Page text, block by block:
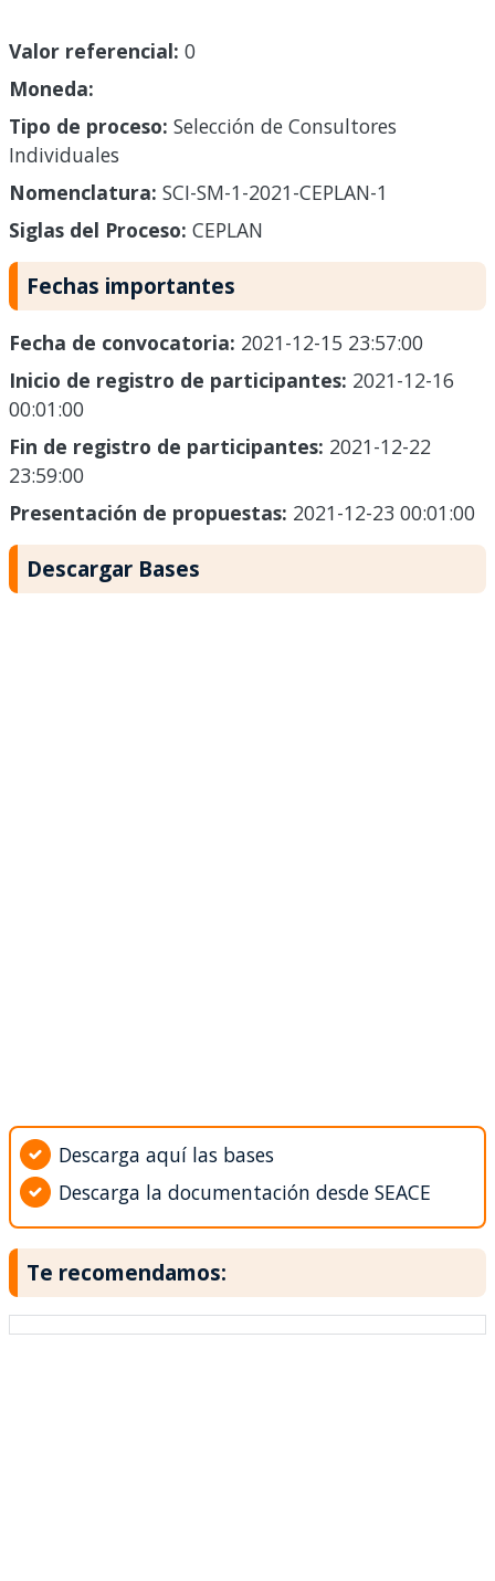
Valor referencial: 0
Moneda:
Tipo de proceso: Selección de Consultores
Individuales
Nomenclatura: SCI-SM-1-2021-CEPLAN-1
Siglas del Proceso: CEPLAN
Fechas importantes
Fecha de convocatoria: 2021-12-15 23:57:00
Inicio de registro de participantes: 2021-12-16
00:01:00
Fin de registro de participantes: 2021-12-22
23:59:00
Presentación de propuestas: 2021-12-23 00:01:00
Descargar Bases
Descarga aquí las bases
Descarga la documentación desde SEACE
Te recomendamos: